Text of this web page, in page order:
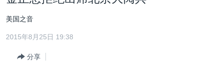
跳
转
内
台湾
港澳
国际
美国之音
2015年8月25日 19:38
分享